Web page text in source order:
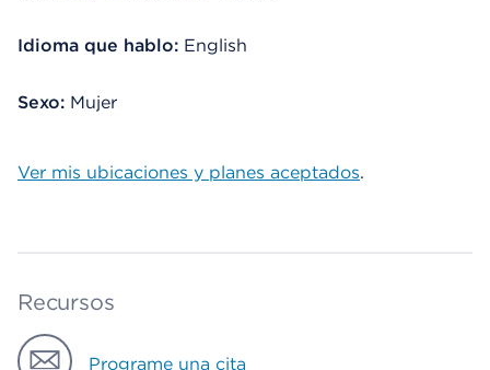
Idioma que hablo: English
Sexo: Mujer
Ver mis ubicaciones y planes aceptados.
Recursos
Programe una cita